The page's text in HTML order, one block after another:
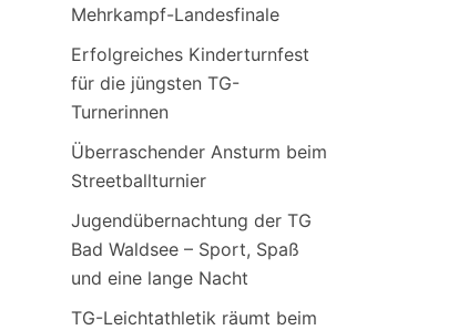
Mehrkampf-Landesfinale
Erfolgreiches Kinderturnfest
für die jüngsten TG-
Turnerinnen
Überraschender Ansturm beim
Streetballturnier
Jugendübernachtung der TG
Bad Waldsee – Sport, Spaß
und eine lange Nacht
TG-Leichtathletik räumt beim